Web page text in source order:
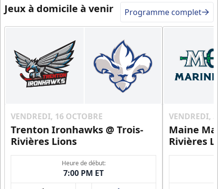
Jeux à domicile à venir Programme complet
VENDREDI, 16 OCTOBRE
Trenton Ironhawks @ Trois-
Rivières Lions
Heure de début:
7:00 PM ET
VENDREDI,
Maine
Rivières